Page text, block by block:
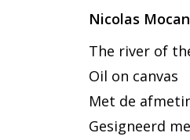
Nicolas Mocan
The river of
Oil on canvas
Met de
Gesigneerd